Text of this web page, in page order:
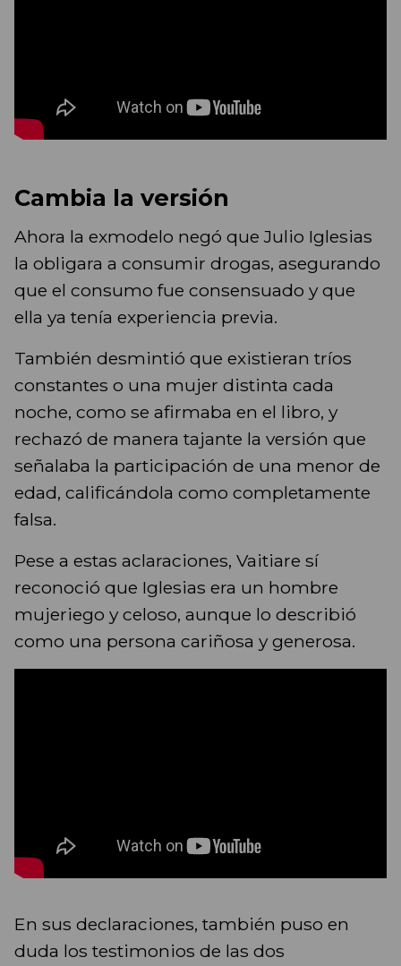
Cambia la versión
Ahora la exmodelo negó que Julio Iglesias
la obligara a consumir drogas, asegurando
que el consumo fue consensuado y que
ella ya tenía experiencia previa.
También desmintió que existieran tríos
constantes o una mujer distinta cada
noche, como se afirmaba en el libro, y
rechazó de manera tajante la versión que
señalaba la participación de una menor de
edad, calificándola como completamente
falsa.
Pese a estas aclaraciones, Vaitiare sí
reconoció que Iglesias era un hombre
mujeriego y celoso, aunque lo describió
como una persona cariñosa y generosa.
En sus declaraciones, también puso en
duda los testimonios de las dos